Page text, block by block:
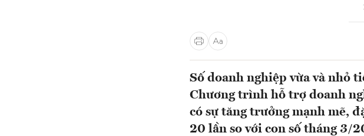
Số doanh nghiệp vừa và nhỏ
Chương trình hỗ trợ doanh
có sự tăng trưởng mạnh mẽ,
20 lần so với con số tháng 3/